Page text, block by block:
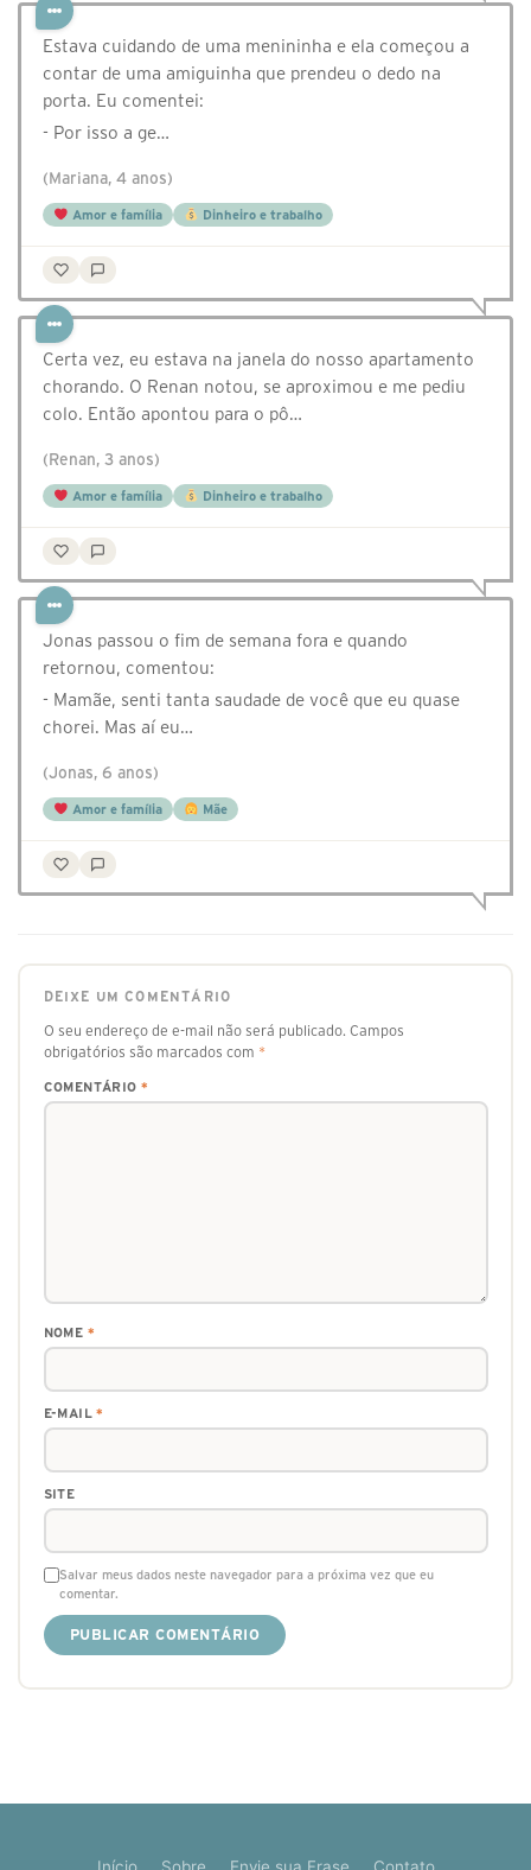
Estava cuidando de uma menininha e ela começou a
contar de uma amiguinha que prendeu o dedo na
porta. Eu comentei:
- Por isso a ge…
(Mariana, 4 anos)
Amor e família Dinheiro e trabalho
Certa vez, eu estava na janela do nosso apartamento
chorando. O Renan notou, se aproximou e me pediu
colo. Então apontou para o pô…
(Renan, 3 anos)
Amor e família Dinheiro e trabalho
Jonas passou o fim de semana fora e quando
retornou, comentou:
- Mamãe, senti tanta saudade de você que eu quase
chorei. Mas aí eu…
(Jonas, 6 anos)
Amor e família Mãe
DEIXE UM COMENTÁRIO
O seu endereço de e-mail não será publicado. Campos
obrigatórios são marcados com *
COMENTÁRIO *
NOME *
E-MAIL*
SITE
Salvar meus dados neste navegador para a próxima vez que eu
comentar.